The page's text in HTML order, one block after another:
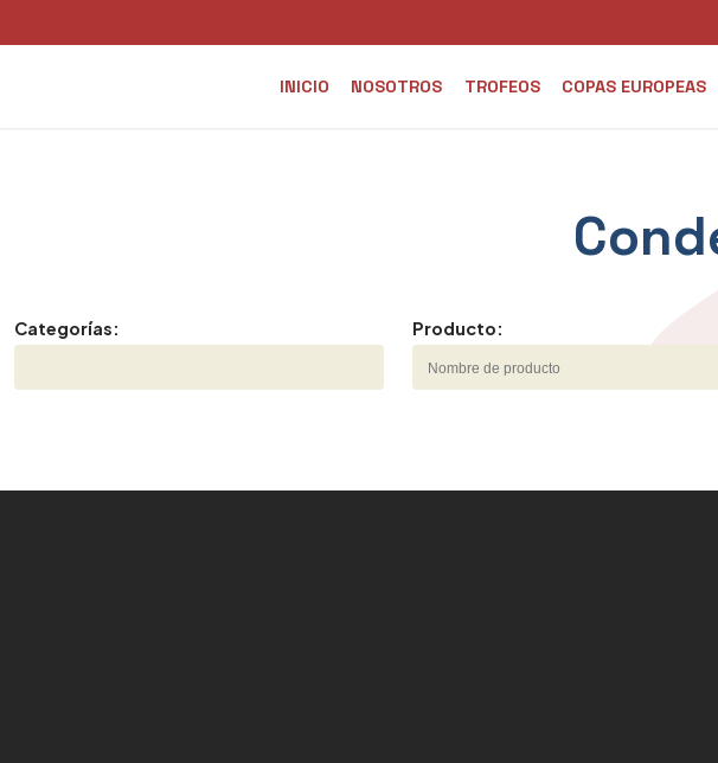
INICIO NOSOTROS TROFEOS COPAS EUROPEAS
Categorías: Producto: